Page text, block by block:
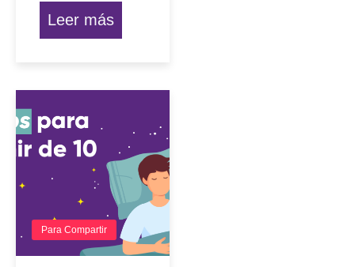
Leer más
Para Compartir